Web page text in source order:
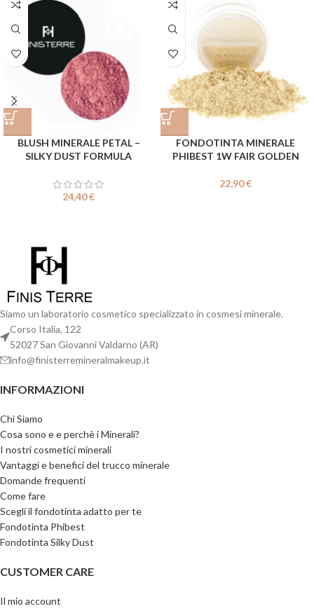
BLUSH MINERALE PETAL –
SILKY DUST FORMULA
24,40€
FONDOTINTA MINERALE
PHIBEST 1W FAIR GOLDEN
22,90€
Siamo un laboratorio cosmetico specializzato in cosmesi minerale.
Corso Italia, 122
52027 San Giovanni Valdarno (AR)
info@finisterremineralmakeup.it
INFORMAZIONI
Chi Siamo
Cosa sono e e perchè i Minerali?
I nostri cosmetici minerali
Vantaggi e benefici del trucco minerale
Domande frequenti
Come fare
Scegli il fondotinta adatto per te
Fondotinta Phibest
Fondotinta Silky Dust
CUSTOMER CARE
Il mio account